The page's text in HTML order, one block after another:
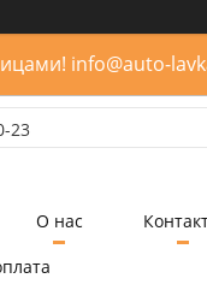
info@auto-
23
О нас